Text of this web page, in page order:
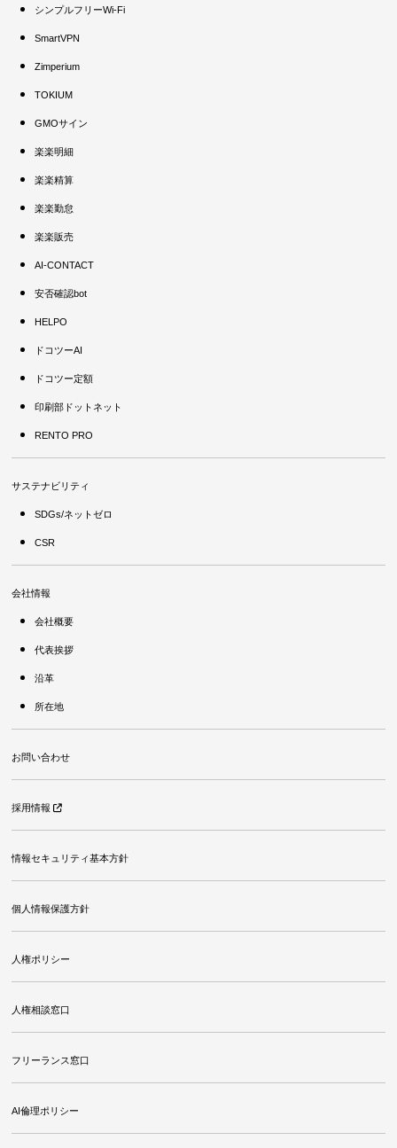
シンプルフリーWi-Fi
SmartVPN
Zimperium
TOKIUM
GMOサイン
楽楽明細
楽楽精算
楽楽勤怠
楽楽販売
AI-CONTACT
安否確認bot
HELPO
ドコツーAI
ドコツー定額
印刷部ドットネット
RENTO PRO
サステナビリティ
SDGs/ネットゼロ
CSR
会社情報
会社概要
代表挨拶
沿革
所在地
お問い合わせ
採用情報
情報セキュリティ基本方針
個人情報保護方針
人権ポリシー
人権相談窓口
フリーランス窓口
AI倫理ポリシー